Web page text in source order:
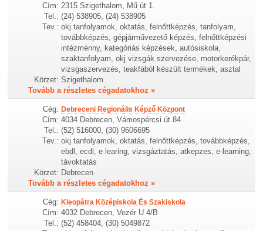
Cím: 2315 Szigethalom, Mű út 1.
Tel.: (24) 538905, (24) 538905
Tev.: okj tanfolyamok, oktatás, felnőttképzés, tanfolyam,
továbbképzés, gépjárművezető képzés, felnőttképzési
intézménny, kategóriás képzések, autósiskola,
szaktanfolyam, okj vizsgák szervezése, motorkerékpár,
vizsgaszervezés, teakfából készült termékek, asztal
Körzet: Szigethalom
Tovább a részletes cégadatokhoz »
Cég: Debreceni Regionális Képző Központ
Cím: 4034 Debrecen, Vámospércsi út 84
Tel.: (52) 516000, (30) 9606695
Tev.: okj tanfolyamok, oktatás, felnőttképzés, továbbképzés,
ebdl, ecdl, e learing, vizsgáztatás, atkepzes, e-learning,
távoktatás
Körzet: Debrecen
Tovább a részletes cégadatokhoz »
Cég: Kleopátra Középiskola És Szakiskola
Cím: 4032 Debrecen, Vezér U 4/B
Tel.: (52) 458404, (30) 5049872